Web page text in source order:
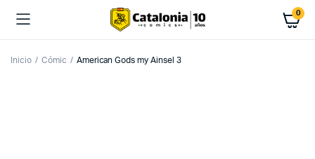
0
Inicio Cómic American Gods my Ainsel 3